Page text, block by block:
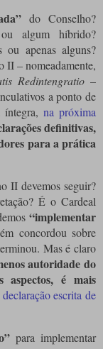
do Conselho?
algum híbrido?
ou apenas alguns?
II – nomeadamente,
Redintengratio–
a ponto de
na próxima
definitivas,
para a prática
II devemos seguir?
É o Cardeal
“implementar
concordou sobre
Mas é claro
autoridade do
é mais
escrita de
para implementar